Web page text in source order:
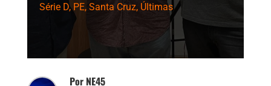
Série D,PE, Santa Cruz, Últimas
Por NE45